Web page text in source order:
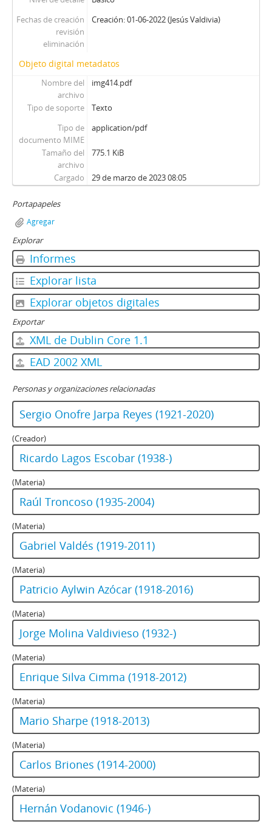
Fechas de creación
revisión
eliminación
Creación: 01-06-2022 (Jesús Valdivia)
Objeto digital metadatos
Nombre del
archivo
img414.pdf
Tipo de soporte
Texto
Tipo de
documento MIME
application/pdf
Tamaño del
archivo
775.1 KiB
Cargado 29 de marzo de 2023 08:05
Portapapeles
Agregar
Explorar
Informes
Explorar lista
Explorar objetos digitales
Exportar
XML de Dublin Core 1.1
EAD 2002 XML
Personas y organizaciones relacionadas
Sergio Onofre Jarpa Reyes (1921-2020)
(Creador)
Ricardo Lagos Escobar (1938-)
(Materia)
Raúl Troncoso (1935-2004)
(Materia)
Gabriel Valdés (1919-2011)
(Materia)
Patricio Aylwin Azócar (1918-2016)
(Materia)
Jorge Molina Valdivieso (1932-)
(Materia)
Enrique Silva Cimma (1918-2012)
(Materia)
Mario Sharpe (1918-2013)
(Materia)
Carlos Briones (1914-2000)
(Materia)
Hernán Vodanovic (1946-)